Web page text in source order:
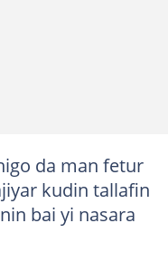
da man fetur
kudin tallafin
bai yi nasara